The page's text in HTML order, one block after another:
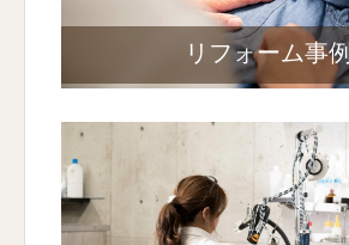
リフォーム事例